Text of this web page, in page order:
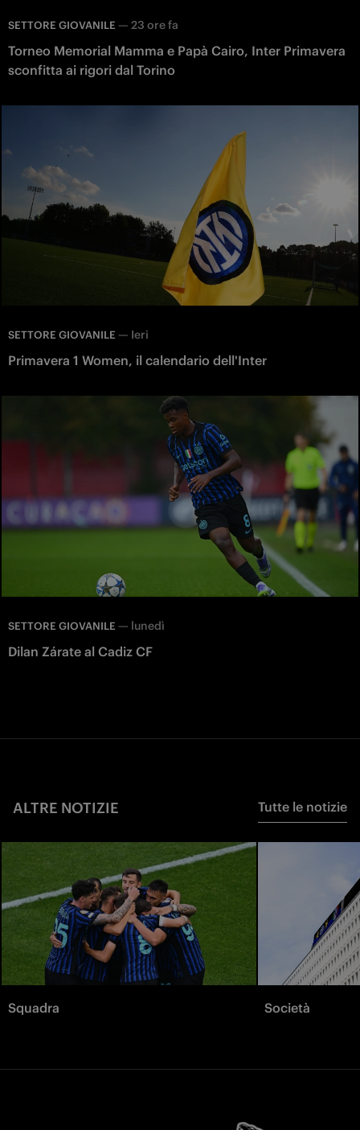
SETTORE GIOVANILE — 23 ore fa
Torneo Memorial Mamma e Papà Cairo, Inter Primavera
sconfitta ai rigori dal Torino
SETTORE GIOVANILE — Ieri
Primavera 1 Women, il calendario dell'Inter
SETTORE GIOVANILE — lunedì
Dilan Zárate al Cadiz CF
ALTRE NOTIZIE Tutte le notizie
Squadra Società